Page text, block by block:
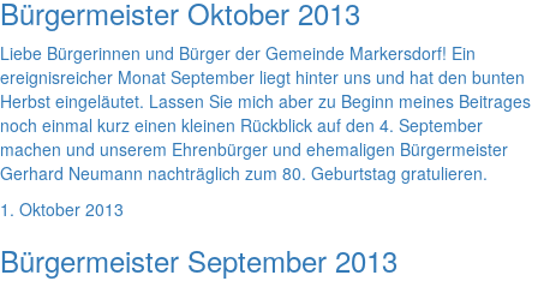
Bürgermeister Oktober 2013
Liebe Bürgerinnen und Bürger der Gemeinde Markersdorf! Ein
ereignisreicher Monat September liegt hinter uns und hat den bunten
Herbst eingeläutet. Lassen Sie mich aber zu Beginn meines Beitrages
noch einmal kurz einen kleinen Rückblick auf den 4. September
machen und unserem Ehrenbürger und ehemaligen Bürgermeister
Gerhard Neumann nachträglich zum 80. Geburtstag gratulieren.
1. Oktober 2013
Bürgermeister September 2013